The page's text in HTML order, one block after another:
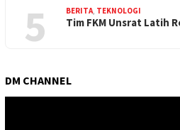
5 BERITA, TEKNOLOGI
Tim FKM Unsrat Latih
DM CHANNEL